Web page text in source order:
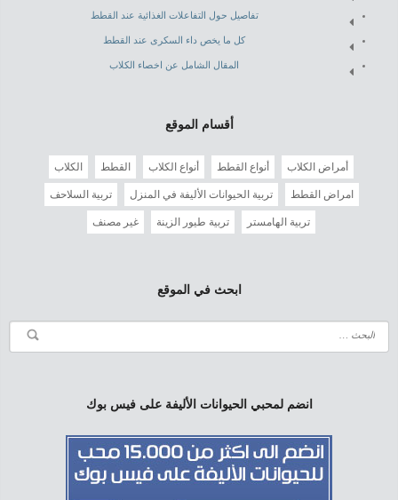
تفاصيل حول التفاعلات الغذائية عند القطط
كل ما يخص داء السكرى عند القطط
المقال الشامل عن اخصاء الكلاب
أقسام الموقع
أمراض الكلاب أنواع القطط أنواع الكلاب القطط الكلاب
امراض القطط تربية الحيوانات الأليفة في المنزل تربية السلاحف
تربية الهامستر تربية طيور الزينة غير مصنف
ابحث في الموقع
انضم لمحبي الحيوانات الأليفة على فيس بوك